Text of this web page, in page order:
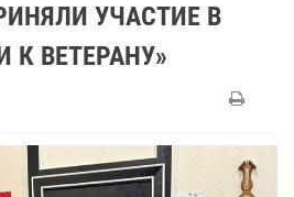
УЧАСТИЕ В
К ВЕТЕРАНУ»